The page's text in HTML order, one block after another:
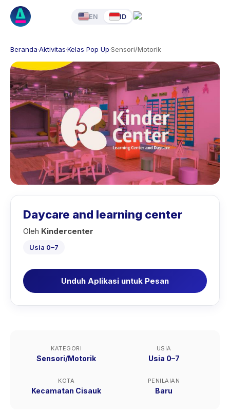
EN ID
Beranda·Aktivitas·Kelas Pop Up·Sensori/Motorik
Daycare and learning center
Oleh Kindercenter
Usia 0–7
Unduh Aplikasi untuk Pesan
KATEGORI
Sensori/Motorik
USIA
Usia 0–7
KOTA
Kecamatan Cisauk
PENILAIAN
Baru